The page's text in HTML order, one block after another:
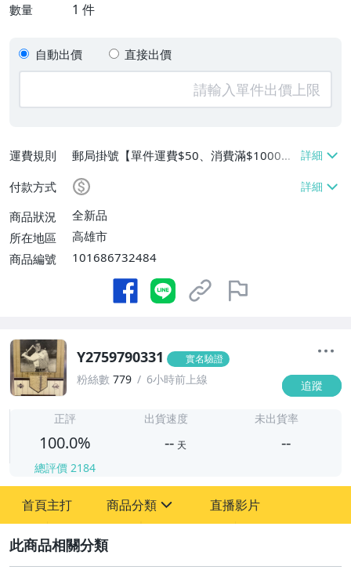
數量 1 件
自動出價 直接出價
運費規則
郵局掛號【單件運費$50、消費滿$1000免
運費】
付款方式
商品狀況
全新品
所在地區
高雄市
商品編號
101686732484
Y2759790331 實名驗證
粉絲數 779 6小時前上線 追蹤
正評
100.0%
總評價 2184
出貨速度
-- 天
未出貨率
--
首頁主打 商品分類
玩具、模型與公仔
直播影片